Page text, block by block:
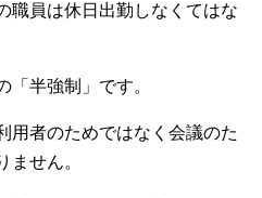
職員は休日出勤しなくてはな
「半強制」です。
用者のためではなく会議のた
ません。